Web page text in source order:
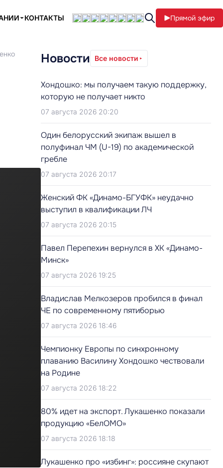
КОНТАКТЫ Прямой эфир
Новости Все новости
Хондошко: мы получаем такую поддержку,
которую не получает никто
07 августа 2026 20:20
Один белорусский экипаж вышел в
полуфинал ЧМ (U-19) по академической
гребле
07 августа 2026 20:17
Женский ФК «Динамо-БГУФК» неудачно
выступил в квалификации ЛЧ
07 августа 2026 20:15
Павел Перепехин вернулся в ХК «Динамо-
Минск»
07 августа 2026 19:25
Владислав Мелкозеров пробился в финал
ЧЕ по современному пятиборью
07 августа 2026 18:46
Чемпионку Европы по синхронному
плаванию Василину Хондошко чествовали
на Родине
07 августа 2026 18:22
80% идет на экспорт. Лукашенко показали
продукцию «БелОМО»
07 августа 2026 18:18
Лукашенко про «избинг»: россияне скупают